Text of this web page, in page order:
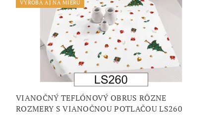
VÝROBA AJ NA MIERU
VIANOČNÝ TEFLÓNOVÝ OBRUS RÔZNE
ROZMERY S VIANOČNOU POTLAČOU LS260